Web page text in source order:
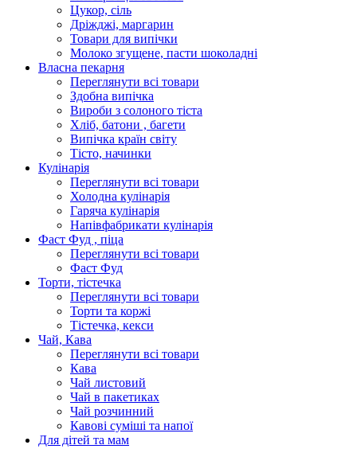
Цукор, сіль
Дріжджі, маргарин
Товари для випічки
Молоко згущене, пасти шоколадні
Власна пекарня
Переглянути всі товари
Здобна випічка
Вироби з солоного тіста
Хліб, батони , багети
Випічка країн світу
Тісто, начинки
Кулінарія
Переглянути всі товари
Холодна кулінарія
Гаряча кулінарія
Напівфабрикати кулінарія
Фаст Фуд , піца
Переглянути всі товари
Фаст Фуд
Торти, тістечка
Переглянути всі товари
Торти та коржі
Тістечка, кекси
Чай, Кава
Переглянути всі товари
Кава
Чай листовий
Чай в пакетиках
Чай розчинний
Кавові суміші та напої
Для дітей та мам